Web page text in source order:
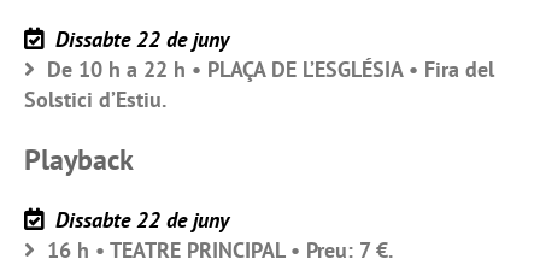
Dissabte 22 de juny
De 10 h a 22 h • PLAÇA DE L’ESGLÉSIA • Fira del
Solstici d’Estiu.
Playback
Dissabte 22 de juny
16 h • TEATRE PRINCIPAL • Preu: 7 €.